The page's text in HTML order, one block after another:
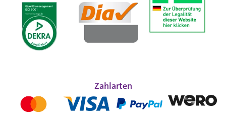
Zahlarten